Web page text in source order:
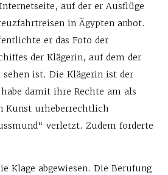
auf der er Ausflüge
in Ägypten anbot.
er das Foto der
der Klägerin, auf dem der
sehen ist. Die Klägerin ist der
damit ihre Rechte am als
Kunst urheberrechtlich
verletzt. Zudem forderte
Klage abgewiesen. Die Berufung